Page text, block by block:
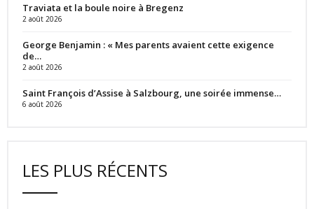
Traviata et la boule noire à Bregenz
2 août 2026
George Benjamin : « Mes parents avaient cette exigence
de…
2 août 2026
Saint François d’Assise à Salzbourg, une soirée immense…
6 août 2026
LES PLUS RÉCENTS